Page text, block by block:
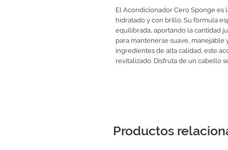
El Acondicionador Cero Sponge
hidratado y con brillo. Su fórmula
equilibrada, aportando la cantidad
para mantenerse suave, manejable
ingredientes de alta calidad, este
revitalizado. Disfruta de un cabello
Productos